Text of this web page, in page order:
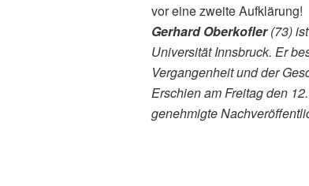
vor eine zweite Aufklärung!
Gerhard Oberkofler(73)
Universität Innsbruck. Er
Vergangenheit und der
Erschien am Freitag den
genehmigte